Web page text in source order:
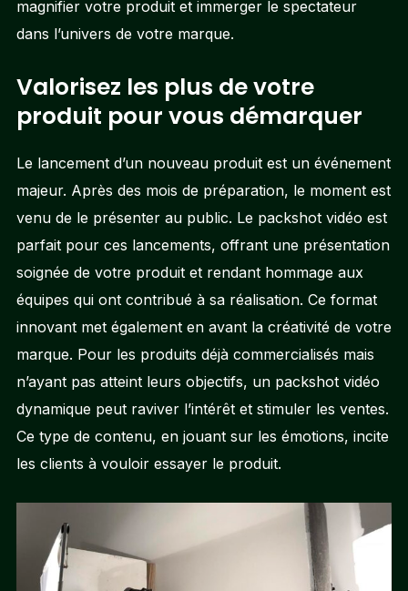
magnifier votre produit et immerger le spectateur
dans l’univers de votre marque.
Valorisez les plus de votre
produit pour vous démarquer
Le lancement d’un nouveau produit est un événement
majeur. Après des mois de préparation, le moment est
venu de le présenter au public. Le packshot vidéo est
parfait pour ces lancements, offrant une présentation
soignée de votre produit et rendant hommage aux
équipes qui ont contribué à sa réalisation. Ce format
innovant met également en avant la créativité de votre
marque. Pour les produits déjà commercialisés mais
n’ayant pas atteint leurs objectifs, un packshot vidéo
dynamique peut raviver l’intérêt et stimuler les ventes.
Ce type de contenu, en jouant sur les émotions, incite
les clients à vouloir essayer le produit.